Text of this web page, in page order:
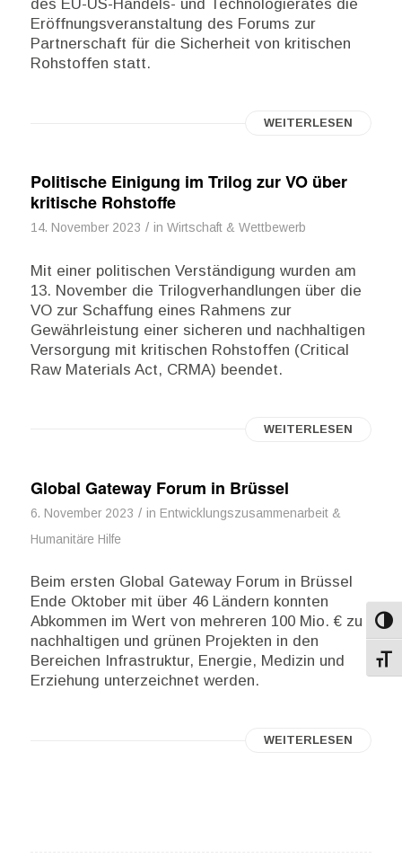
des EU-US-Handels- und Technologierates die
Eröffnungsveranstaltung des Forums zur
Partnerschaft für die Sicherheit von kritischen
Rohstoffen statt.
WEITERLESEN
Politische Einigung im Trilog zur VO über
kritische Rohstoffe
14. November 2023 / in Wirtschaft & Wettbewerb
Mit einer politischen Verständigung wurden am
13. November die Trilogverhandlungen über die
VO zur Schaffung eines Rahmens zur
Gewährleistung einer sicheren und nachhaltigen
Versorgung mit kritischen Rohstoffen (Critical
Raw Materials Act, CRMA) beendet.
WEITERLESEN
Global Gateway Forum in Brüssel
6. November 2023 / in Entwicklungszusammenarbeit &
Humanitäre Hilfe
Beim ersten Global Gateway Forum in Brüssel
Ende Oktober mit über 46 Ländern konnten
Abkommen im Wert von mehreren 100 Mio. € zu
nachhaltigen und grünen Projekten in den
Bereichen Infrastruktur, Energie, Medizin und
Erziehung unterzeichnet werden.
WEITERLESEN